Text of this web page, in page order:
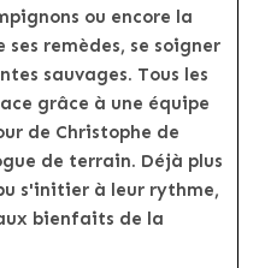
ou encore la
remèdes, se soigner
sauvages. Tous les
grâce à une équipe
de Christophe de
de terrain. Déjà plus
s'initier à leur rythme,
bienfaits de la